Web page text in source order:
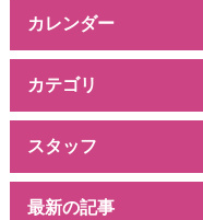
カレンダー
カテゴリ
スタッフ
最新の記事